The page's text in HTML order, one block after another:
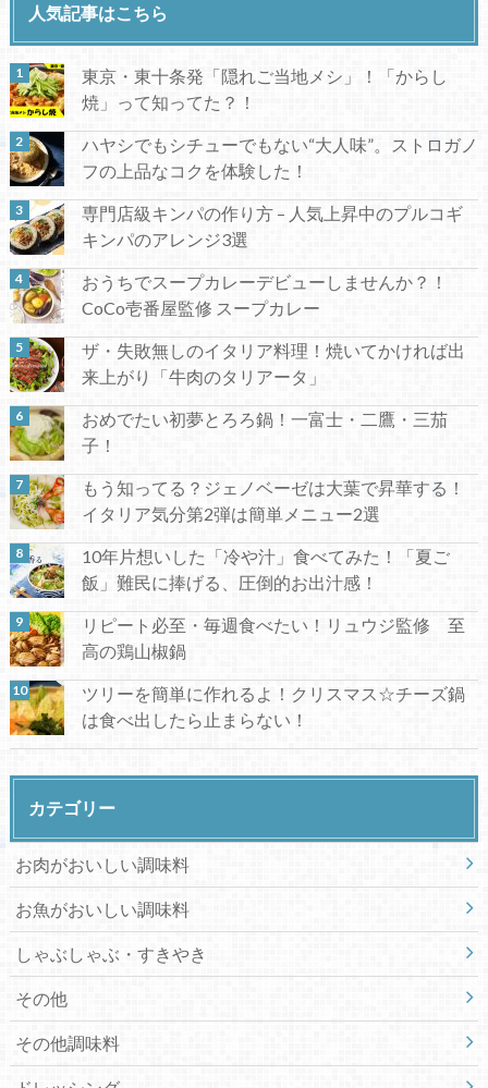
人気記事はこちら
東京・東十条発「隠れご当地メシ」！「からし
焼」って知ってた？！
ハヤシでもシチューでもない“大人味”。ストロガノ
フの上品なコクを体験した！
専門店級キンパの作り方 – 人気上昇中のプルコギ
キンパのアレンジ3選
おうちでスープカレーデビューしませんか？！
CoCo壱番屋監修 スープカレー
ザ・失敗無しのイタリア料理！焼いてかければ出
来上がり「牛肉のタリアータ」
おめでたい初夢とろろ鍋！一富士・二鷹・三茄
子！
もう知ってる？ジェノベーゼは大葉で昇華する！
イタリア気分第2弾は簡単メニュー2選
10年片想いした「冷や汁」食べてみた！「夏ご
飯」難民に捧げる、圧倒的お出汁感！
リピート必至・毎週食べたい！リュウジ監修 至
高の鶏山椒鍋
ツリーを簡単に作れるよ！クリスマス☆チーズ鍋
は食べ出したら止まらない！
カテゴリー
お肉がおいしい調味料
お魚がおいしい調味料
しゃぶしゃぶ・すきやき
その他
その他調味料